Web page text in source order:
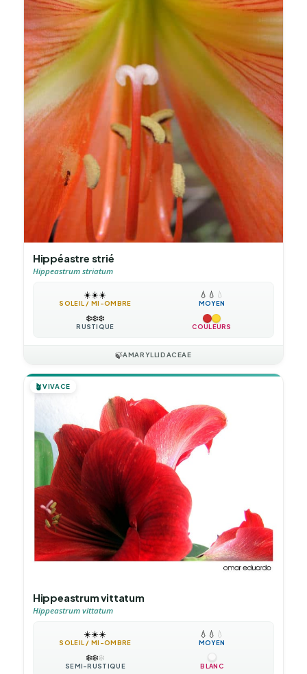
Hippéastre strié
Hippeastrum striatum
☀️☀️☀️
SOLEIL / MI-OMBRE
💧 💧 💧
MOYEN
❄️❄️❄️
RUSTIQUE COULEURS
🍃AMARYLLIDACEAE
🪴VIVACE
Hippeastrum vittatum
Hippeastrum vittatum
☀️☀️☀️
SOLEIL / MI-OMBRE
💧 💧 💧
MOYEN
❄️❄️❄️
SEMI-RUSTIQUE BLANC